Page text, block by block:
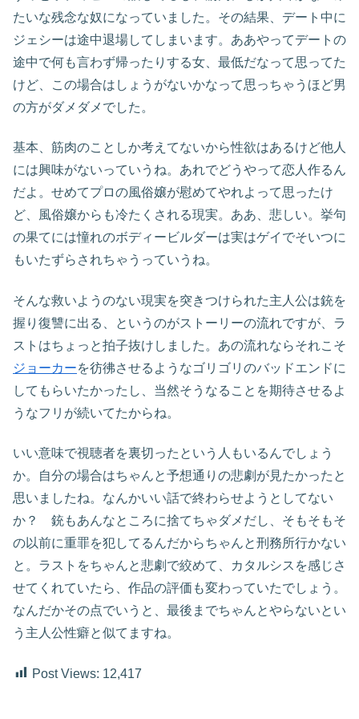
たいな残念な奴になっていました。その結果、デート中に
ジェシーは途中退場してしまいます。ああやってデートの
途中で何も言わず帰ったりする女、最低だなって思ってた
けど、この場合はしょうがないかなって思っちゃうほど男
の方がダメダメでした。
基本、筋肉のことしか考えてないから性欲はあるけど他人
には興味がないっていうね。あれでどうやって恋人作るん
だよ。せめてプロの風俗嬢が慰めてやれよって思ったけ
ど、風俗嬢からも冷たくされる現実。ああ、悲しい。挙句
の果てには憧れのボディービルダーは実はゲイでそいつに
もいたずらされちゃうっていうね。
そんな救いようのない現実を突きつけられた主人公は銃を
握り復讐に出る、というのがストーリーの流れですが、ラ
ストはちょっと拍子抜けしました。あの流れならそれこそ
ジョーカーを彷彿させるようなゴリゴリのバッドエンドに
してもらいたかったし、当然そうなることを期待させるよ
うなフリが続いてたからね。
いい意味で視聴者を裏切ったという人もいるんでしょう
か。自分の場合はちゃんと予想通りの悲劇が見たかったと
思いましたね。なんかいい話で終わらせようとしてない
か？ 銃もあんなところに捨てちゃダメだし、そもそもそ
の以前に重罪を犯してるんだからちゃんと刑務所行かない
と。ラストをちゃんと悲劇で絞めて、カタルシスを感じさ
せてくれていたら、作品の評価も変わっていたでしょう。
なんだかその点でいうと、最後までちゃんとやらないとい
う主人公性癖と似てますね。
Post Views: 12,417